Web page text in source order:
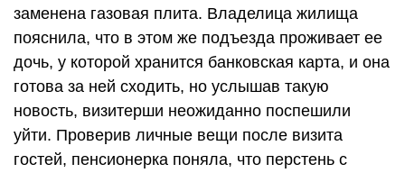
заменена газовая плита. Владелица жилища
пояснила, что в этом же подъезда проживает ее
дочь, у которой хранится банковская карта, и она
готова за ней сходить, но услышав такую
новость, визитерши неожиданно поспешили
уйти. Проверив личные вещи после визита
гостей, пенсионерка поняла, что перстень с